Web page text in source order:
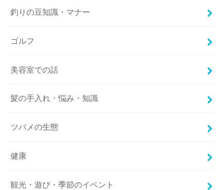
釣りの豆知識・マナー
ゴルフ
美容室での話
髪の手入れ・悩み・知識
ツバメの生態
健康
観光・遊び・季節のイベント